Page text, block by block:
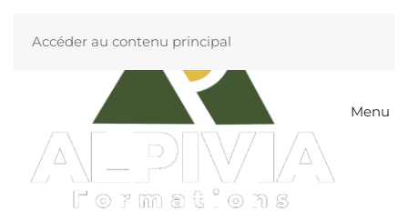
Accéder au contenu principal
Menu